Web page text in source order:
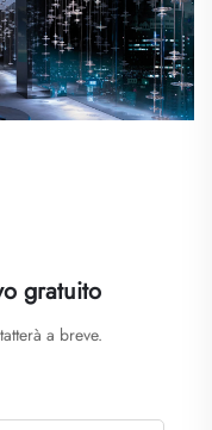
gratuito
a breve.